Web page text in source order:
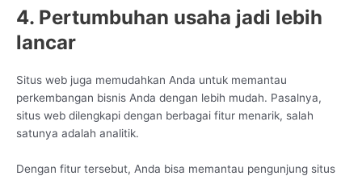
4. Pertumbuhan usaha jadi lebih
lancar
Situs web juga memudahkan Anda untuk memantau
perkembangan bisnis Anda dengan lebih mudah. Pasalnya,
situs web dilengkapi dengan berbagai fitur menarik, salah
satunya adalah analitik.
Dengan fitur tersebut, Anda bisa memantau pengunjung situs